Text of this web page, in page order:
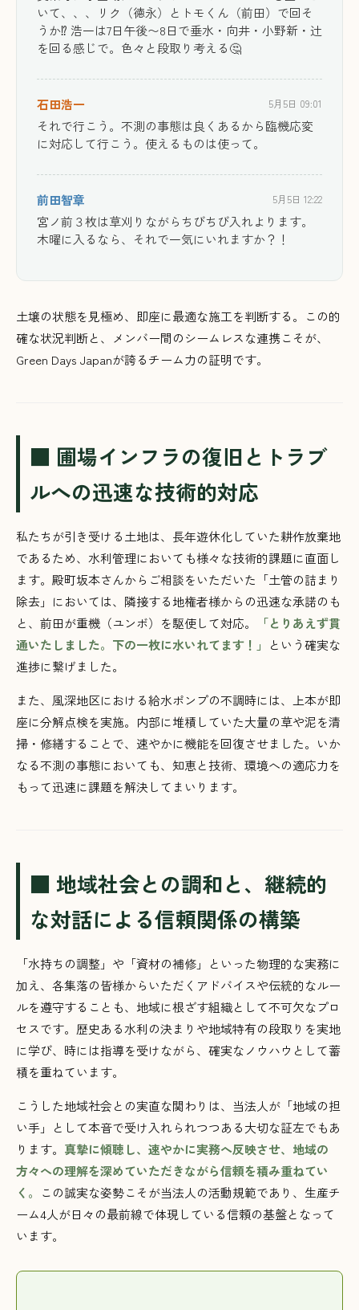
いて、、、リク（徳永）とトモくん（前田）で回そ
うか⁉️ 浩一は7日午後〜8日で垂水・向井・小野新・辻
を回る感じで。色々と段取り考える🤔
石田浩一 5月5日 09:01
それで行こう。不測の事態は良くあるから臨機応変
に対応して行こう。使えるものは使って。
前田智章 5月5日 12:22
宮ノ前３枚は草刈りながらちびちび入れよります。
木曜に入るなら、それで一気にいれますか？！
土壌の状態を見極め、即座に最適な施工を判断する。この的
確な状況判断と、メンバー間のシームレスな連携こそが、
Green Days Japanが誇るチーム力の証明です。
■ 圃場インフラの復旧とトラブ
ルへの迅速な技術的対応
私たちが引き受ける土地は、長年遊休化していた耕作放棄地
であるため、水利管理においても様々な技術的課題に直面し
ます。殿町坂本さんからご相談をいただいた「土管の詰まり
除去」においては、隣接する地権者様からの迅速な承諾のも
と、前田が重機（ユンボ）を駆使して対応。
「とりあえず貫
通いたしました。下の一枚に水いれてます！」
という確実な
進捗に繋げました。
また、風深地区における給水ポンプの不調時には、上本が即
座に分解点検を実施。内部に堆積していた大量の草や泥を清
掃・修繕することで、速やかに機能を回復させました。いか
なる不測の事態においても、知恵と技術、環境への適応力を
もって迅速に課題を解決してまいります。
■ 地域社会との調和と、継続的
な対話による信頼関係の構築
「水持ちの調整」や「資材の補修」といった物理的な実務に
加え、各集落の皆様からいただくアドバイスや伝統的なルー
ルを遵守することも、地域に根ざす組織として不可欠なプロ
セスです。歴史ある水利の決まりや地域特有の段取りを実地
に学び、時には指導を受けながら、確実なノウハウとして蓄
積を重ねています。
こうした地域社会との実直な関わりは、当法人が「地域の担
い手」として本音で受け入れられつつある大切な証左でもあ
ります。 真摯に傾聴し、速やかに実務へ反映させ、地域の
方々への理解を深めていただきながら信頼を積み重ねてい
く。
この誠実な姿勢こそが当法人の活動規範であり、生産チ
ーム4人が日々の最前線で体現している信頼の基盤となって
います。